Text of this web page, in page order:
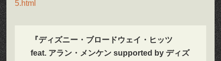
5.html
『ディズニー・ブロードウェイ・ヒッツ
feat. アラン・メンケン supported by ディズ